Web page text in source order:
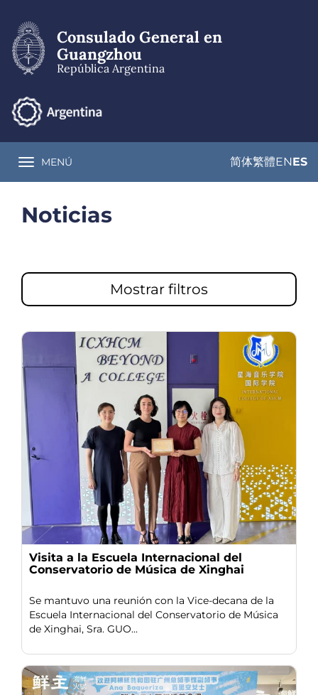
contenido
principal
Consulado General en
Guangzhou
República Argentina
Toggle navigation
MENÚ 简体繁體ENES
Noticias
Mostrar filtros
Visita a la Escuela Internacional del
Conservatorio de Música de Xinghai
Se mantuvo una reunión con la Vice-decana de la
Escuela Internacional del Conservatorio de Música
de Xinghai, Sra. GUO...